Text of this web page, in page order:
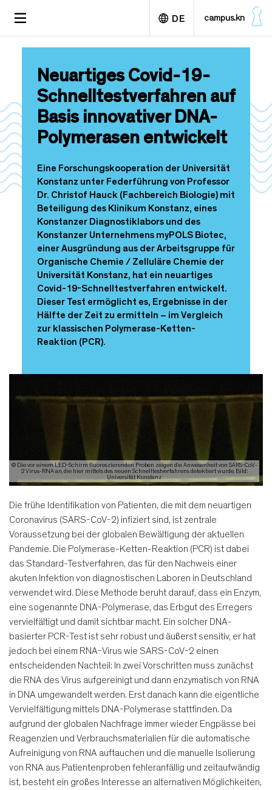
m
n
h
l
t
TOGGLE
DE campus.kn
Neuartiges Covid-19-
Schnelltestverfahren auf
Basis innovativer DNA-
Polymerasen entwickelt
Eine Forschungskooperation der Universität
Konstanz unter Federführung von Professor
Dr. Christof Hauck (Fachbereich Biologie) mit
Beteiligung des Klinikum Konstanz, eines
Konstanzer Diagnostiklabors und des
Konstanzer Unternehmens myPOLS Biotec,
einer Ausgründung aus der Arbeitsgruppe für
Organische Chemie / Zelluläre Chemie der
Universität Konstanz, hat ein neuartiges
Covid-19-Schnelltestverfahren entwickelt.
Dieser Test ermöglicht es, Ergebnisse in der
Hälfte der Zeit zu ermitteln – im Vergleich
zur klassischen Polymerase-Ketten-
Reaktion (PCR).
© Die vor einem LED-Schirm fluoreszierenden Proben zeigen die Anwesenheit von SARS-CoV-
2 Virus-RNA an, die hier mittels des neuen Schnelltestverfahrens detektiert wurde. Bild:
Universität Konstanz
Die frühe Identifikation von Patienten, die mit dem neuartigen
Coronavirus (SARS-CoV-2) infiziert sind, ist zentrale
Voraussetzung bei der globalen Bewältigung der aktuellen
Pandemie. Die Polymerase-Ketten-Reaktion (PCR) ist dabei
das Standard-Testverfahren, das für den Nachweis einer
akuten Infektion von diagnostischen Laboren in Deutschland
verwendet wird. Diese Methode beruht darauf, dass ein Enzym,
eine sogenannte DNA-Polymerase, das Erbgut des Erregers
vervielfältigt und damit sichtbar macht. Ein solcher DNA-
basierter PCR-Test ist sehr robust und äußerst sensitiv, er hat
jedoch bei einem RNA-Virus wie SARS-CoV-2 einen
entscheidenden Nachteil: In zwei Vorschritten muss zunächst
die RNA des Virus aufgereinigt und dann enzymatisch von RNA
in DNA umgewandelt werden. Erst danach kann die eigentliche
Vervielfältigung mittels DNA-Polymerase stattfinden. Da
aufgrund der globalen Nachfrage immer wieder Engpässe bei
Reagenzien und Verbrauchsmaterialien für die automatische
Aufreinigung von RNA auftauchen und die manuelle Isolierung
von RNA aus Patientenproben fehleranfällig und zeitaufwändig
ist, besteht ein großes Interesse an alternativen Möglichkeiten,